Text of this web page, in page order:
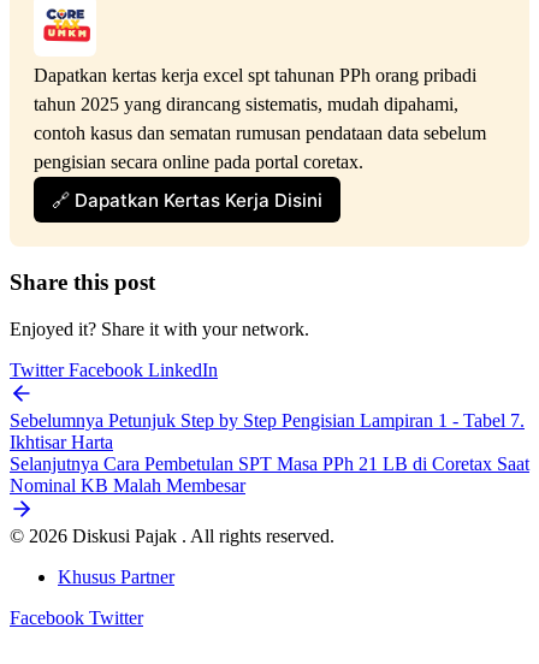
Dapatkan kertas kerja excel spt tahunan PPh orang pribadi
tahun 2025 yang dirancang sistematis, mudah dipahami,
contoh kasus dan sematan rumusan pendataan data sebelum
pengisian secara online pada portal coretax.
🔗 Dapatkan Kertas Kerja Disini
Share this post
Enjoyed it? Share it with your network.
TwitterFacebook LinkedIn
Sebelumnya Petunjuk Step by Step Pengisian Lampiran 1 - Tabel 7.
Ikhtisar Harta
Selanjutnya Cara Pembetulan SPT Masa PPh 21 LB di Coretax Saat
Nominal KB Malah Membesar
© 2026 Diskusi Pajak . All rights reserved.
Khusus Partner
Facebook Twitter